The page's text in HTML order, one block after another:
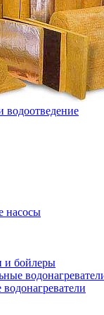
водоотведение
насосы
и бойлеры